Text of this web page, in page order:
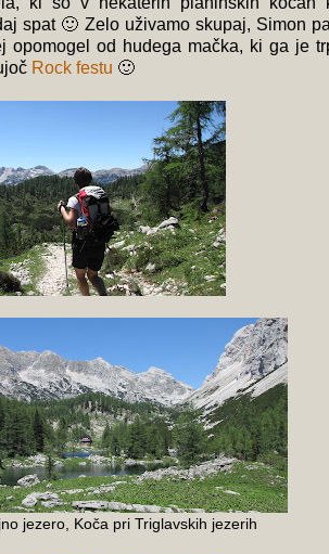
spat 🙂 Zelo uživamo skupaj, Simon
opomogel od hudega mačka, ki ga je
Rock festu 🙂
jezero, Koča pri Triglavskih jezerih